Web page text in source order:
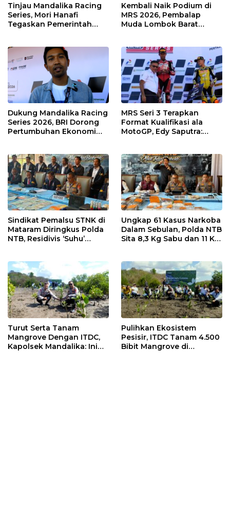
Tinjau Mandalika Racing
Series, Mori Hanafi
Tegaskan Pemerintah
Kembali Naik Podium di
MRS 2026, Pembalap
Muda Lombok Barat
Dukung Mandalika Racing
Series 2026, BRI Dorong
Pertumbuhan Ekonomi
MRS Seri 3 Terapkan
Format Kualifikasi ala
MotoGP, Edy Saputra:
Sindikat Pemalsu STNK di
Mataram Diringkus Polda
NTB, Residivis ‘Suhu’
Ungkap 61 Kasus Narkoba
Dalam Sebulan, Polda NTB
Sita 8,3 Kg Sabu dan 11 Kg
Turut Serta Tanam
Mangrove Dengan ITDC,
Kapolsek Mandalika: Ini
Pulihkan Ekosistem
Pesisir, ITDC Tanam 4.500
Bibit Mangrove di